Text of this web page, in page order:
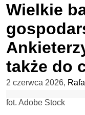
Wielkie
także do
2 czerwca 2026,
fot. Adobe Stock